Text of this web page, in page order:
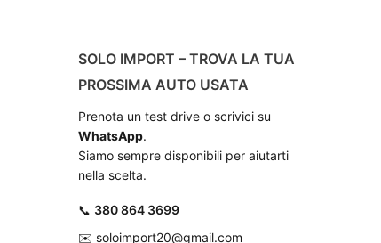
SOLO IMPORT – TROVA LA TUA
PROSSIMA AUTO USATA
Prenota un test drive o scrivici su
WhatsApp.
Siamo sempre disponibili per aiutarti
nella scelta.
📞 380 864 3699
✉️ soloimport20@gmail.com